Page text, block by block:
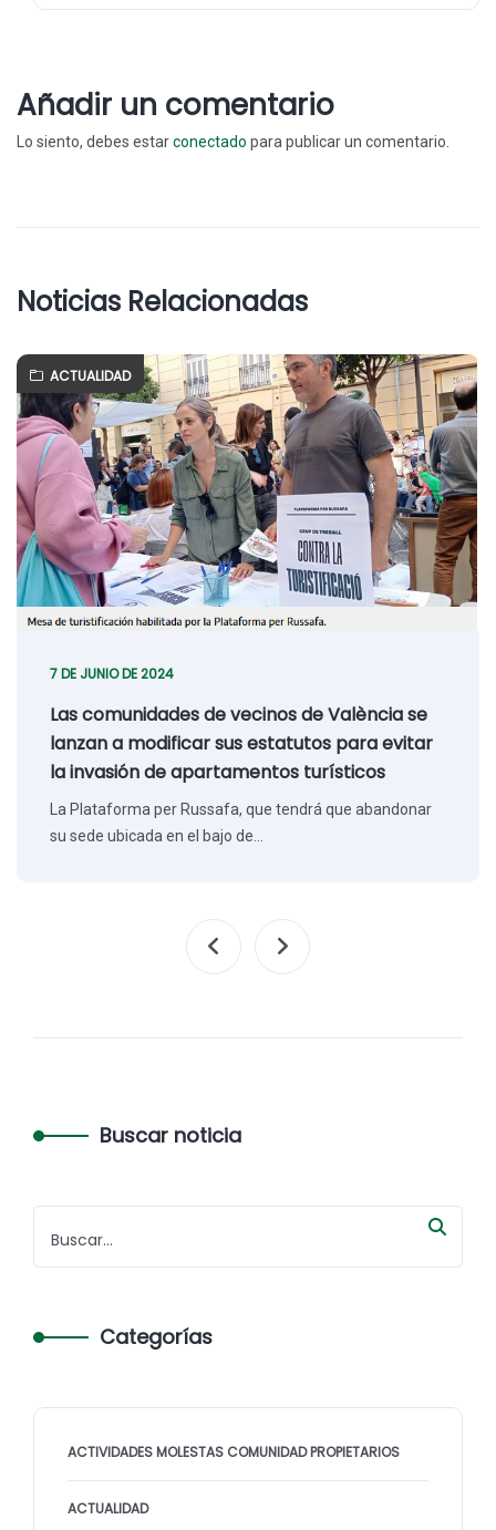
Añadir un comentario
Lo siento, debes estarconectado para publicar un comentario.
Noticias Relacionadas
ACTUALIDAD
7 DE JUNIO DE 2024
Las comunidades de vecinos de València se
lanzan a modificar sus estatutos para evitar
la invasión de apartamentos turísticos
La Plataforma per Russafa, que tendrá que abandonar
su sede ubicada en el bajo de…
Buscar noticia
Categorías
ACTIVIDADES MOLESTAS COMUNIDAD PROPIETARIOS
ACTUALIDAD